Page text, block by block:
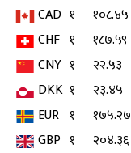
CAD १ १०८.४५
CHF १ १८७.५९
CNY १ २२.५३
DKK १ २३.४५
EUR १ १७५.२७
GBP १ २०४.३६